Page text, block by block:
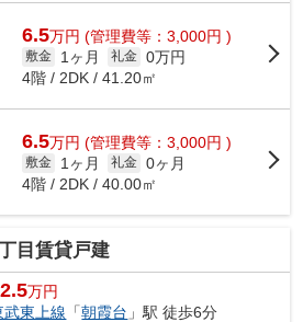
・独立洗...
6.5万円 (管理費等：3,000円 )
敷金 1ヶ月 礼金 0万円
4階 / 2DK / 41.20㎡
6.5万円 (管理費等：3,000円 )
敷金 1ヶ月 礼金 0ヶ月
4階 / 2DK / 40.00㎡
目賃貸戸建
万円
武東上線 「朝霞台 」駅 徒歩6分